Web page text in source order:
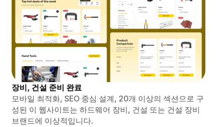
장비, 건설 준비 완료
모바일 최적화, SEO 중심 설계, 20개 이상의 섹션으로 구
성된 이 웹사이트는 하드웨어 장비, 건설 또는 건설 장비
브랜드에 이상적입니다.